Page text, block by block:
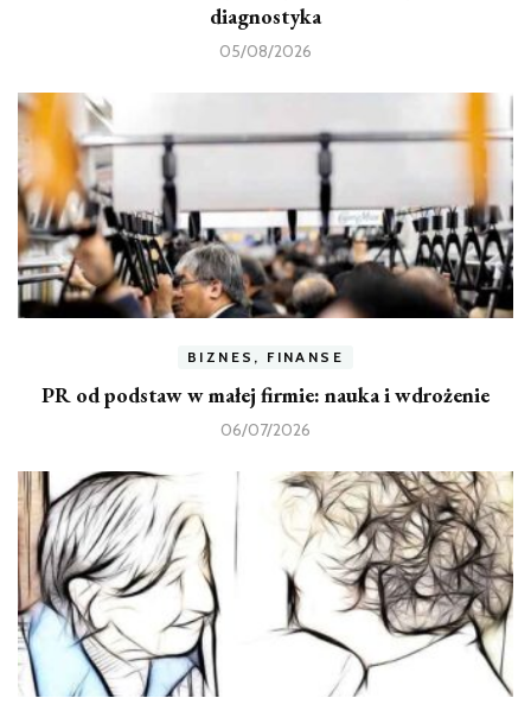
diagnostyka
05/08/2026
BIZNES, FINANSE
PR od podstaw w małej firmie: nauka i wdrożenie
06/07/2026